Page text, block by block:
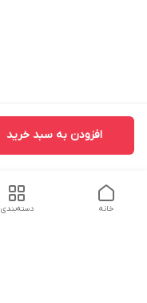
افزودن به سبد خرید
دسته‌بندی خانه